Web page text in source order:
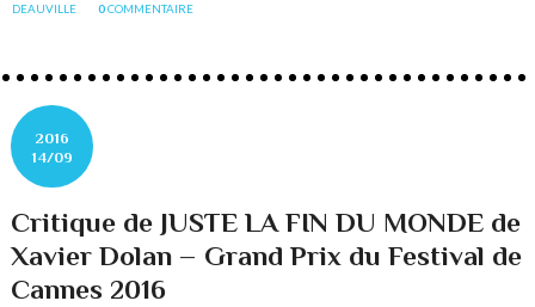
DEAUVILLE
0COMMENTAIRE
2016
14/09
Critique de JUSTE LA FIN DU MONDE de
Xavier Dolan – Grand Prix du Festival de
Cannes 2016